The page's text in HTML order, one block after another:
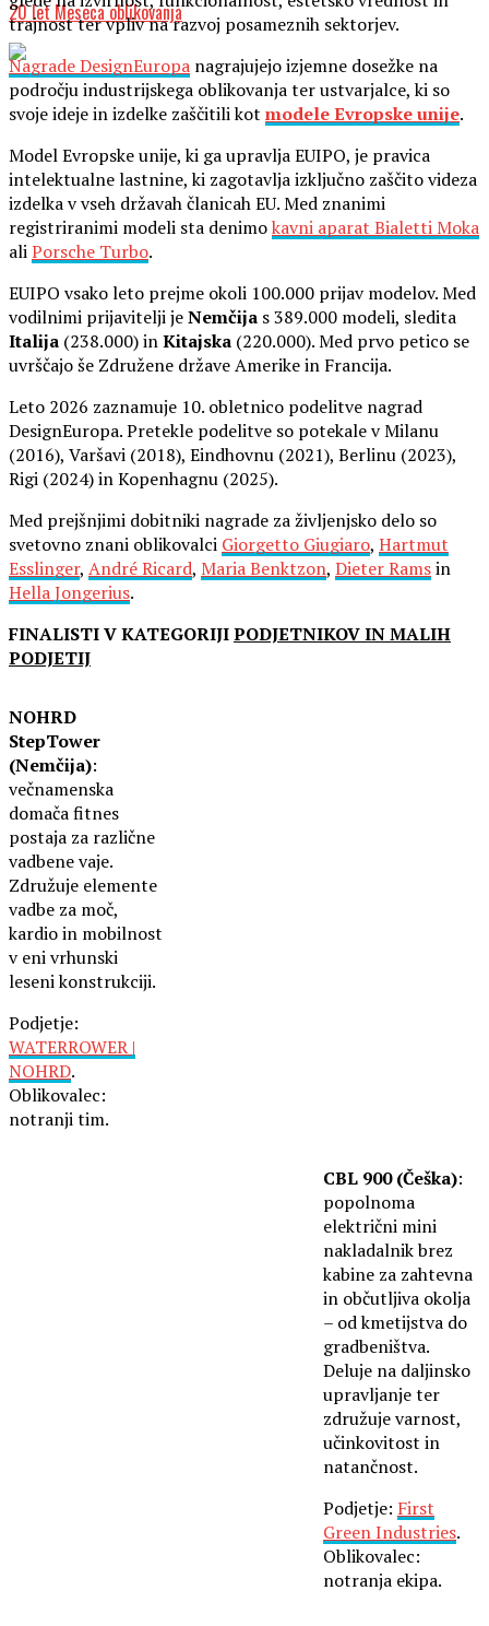
20 let Meseca oblikovanja
trajnost ter vpliv na razvoj posameznih sektorjev.
Nagrade DesignEuropa nagrajujejo izjemne dosežke na
področju industrijskega oblikovanja ter ustvarjalce, ki so
svoje ideje in izdelke zaščitili kot modele Evropske unije.
Model Evropske unije, ki ga upravlja EUIPO, je pravica
intelektualne lastnine, ki zagotavlja izključno zaščito videza
izdelka v vseh državah članicah EU. Med znanimi
registriranimi modeli sta denimokavni aparat Bialetti Moka
aliPorsche Turbo.
EUIPO vsako leto prejme okoli 100.000 prijav modelov. Med
vodilnimi prijavitelji jeNemčija s 389.000 modeli, sledita
Italija (238.000) inKitajska (220.000). Med prvo petico se
uvrščajo še Združene države Amerike in Francija.
Leto 2026 zaznamuje 10. obletnico podelitve nagrad
DesignEuropa. Pretekle podelitve so potekale v Milanu
(2016), Varšavi (2018), Eindhovnu (2021), Berlinu (2023),
Rigi (2024) in Kopenhagnu (2025).
Med prejšnjimi dobitniki nagrade za življenjsko delo so
svetovno znani oblikovalci Giorgetto Giugiaro, Hartmut
Esslinger, André Ricard, Maria Benktzon, Dieter Ramsin
Hella Jongerius.
FINALISTI V KATEGORIJIPODJETNIKOV IN MALIH
PODJETIJ
NOHRD
StepTower
(Nemčija):
večnamenska
domača fitnes
postaja za različne
vadbene vaje.
Združuje elemente
vadbe za moč,
kardio in mobilnost
v eni vrhunski
leseni konstrukciji.
Podjetje:
WATERROWER |
NOHRD.
Oblikovalec:
notranji tim.
CBL 900 (Češka):
popolnoma
električni mini
nakladalnik brez
kabine za zahtevna
in občutljiva okolja
– od kmetijstva do
gradbeništva.
Deluje na daljinsko
upravljanje ter
združuje varnost,
učinkovitost in
natančnost.
Podjetje: First
Green Industries.
Oblikovalec:
notranja ekipa.